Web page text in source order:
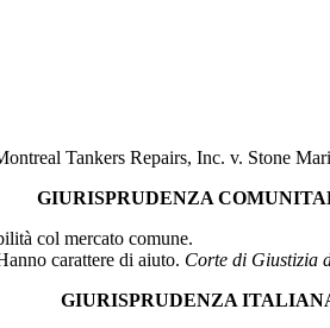
Tankers Repairs, Inc. v. Stone
GIURISPRUDENZA
col mercato comune.
carattere di aiuto. Corte di Giustizia
GIURISPRUDENZA